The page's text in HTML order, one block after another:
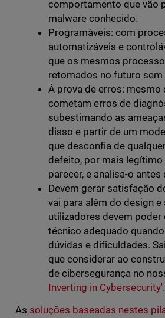
comportamento que vão
malware conhecido.
Programáveis: com
automatizáveis e
que os mesmos
retomados no futuro
À prova de erros: mesmo
cometam erros de
subestimando as
disso e partir de um
que desconfia de
defeito, por mais legítimo
parecer, e analisa-o antes
Devem gerar satisfação
vai para além do design
utilizadores devem
técnico adequado
dúvidas e dificuldades.
que considerar ao
de cibersegurança no
Inverting in Cybersecurity'.
As soluções baseadas nestes